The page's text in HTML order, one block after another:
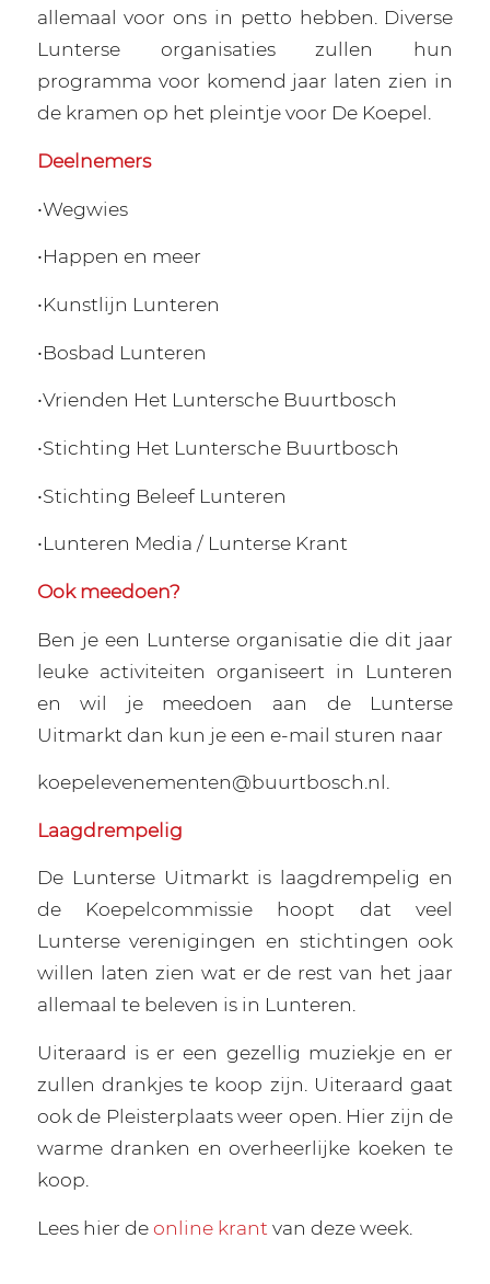
allemaal voor ons in petto hebben. Diverse
Lunterse organisaties zullen hun
programma voor komend jaar laten zien in
de kramen op het pleintje voor De Koepel.
Deelnemers
•Wegwies
•Happen en meer
•Kunstlijn Lunteren
•Bosbad Lunteren
•Vrienden Het Luntersche Buurtbosch
•Stichting Het Luntersche Buurtbosch
•Stichting Beleef Lunteren
•Lunteren Media / Lunterse Krant
Ook meedoen?
Ben je een Lunterse organisatie die dit jaar
leuke activiteiten organiseert in Lunteren
en wil je meedoen aan de Lunterse
Uitmarkt dan kun je een e-mail sturen naar
koepelevenementen@buurtbosch.nl.
Laagdrempelig
De Lunterse Uitmarkt is laagdrempelig en
de Koepelcommissie hoopt dat veel
Lunterse verenigingen en stichtingen ook
willen laten zien wat er de rest van het jaar
allemaal te beleven is in Lunteren.
Uiteraard is er een gezellig muziekje en er
zullen drankjes te koop zijn. Uiteraard gaat
ook de Pleisterplaats weer open. Hier zijn de
warme dranken en overheerlijke koeken te
koop.
Lees hier deonline krant van deze week.